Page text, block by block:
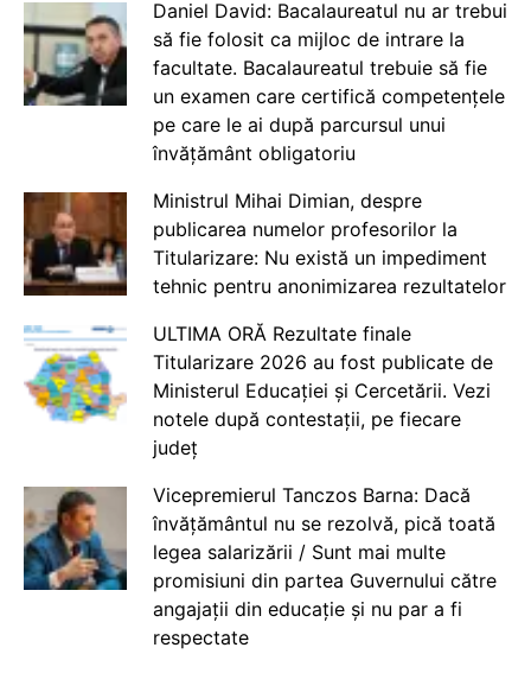
Daniel David: Bacalaureatul nu ar trebui
să fie folosit ca mijloc de intrare la
facultate. Bacalaureatul trebuie să fie
un examen care certifică competențele
pe care le ai după parcursul unui
învățământ obligatoriu
Ministrul Mihai Dimian, despre
publicarea numelor profesorilor la
Titularizare: Nu există un impediment
tehnic pentru anonimizarea rezultatelor
ULTIMA ORĂ Rezultate finale
Titularizare 2026 au fost publicate de
Ministerul Educației și Cercetării. Vezi
notele după contestații, pe fiecare
județ
Vicepremierul Tanczos Barna: Dacă
învățământul nu se rezolvă, pică toată
legea salarizării / Sunt mai multe
promisiuni din partea Guvernului către
angajații din educație și nu par a fi
respectate